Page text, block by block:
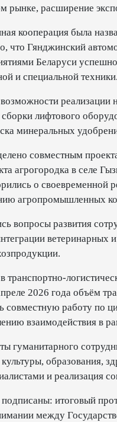
рынке, расширение
кооперация была
что Гянджинский
Беларуси успешно
и специальной техники.
реализации
лифтового
минеральных
совместным
агрогородка в селе
о своевременной
агропромышленных
вопросы развития
ветеринарных
транспортно-
2026 года объём
совместную работу по
взаимодействия в
гуманитарного
образования,
и реализация
итоговый
между